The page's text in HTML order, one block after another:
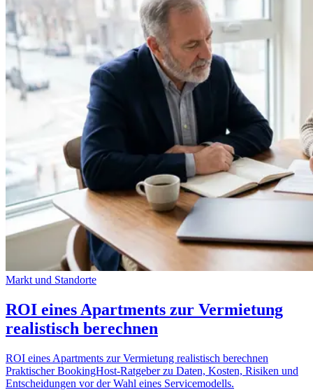
Markt und Standorte
ROI eines Apartments zur Vermietung
realistisch berechnen
ROI eines Apartments zur Vermietung realistisch berechnen
Praktischer BookingHost-Ratgeber zu Daten, Kosten, Risiken und
Entscheidungen vor der Wahl eines Servicemodells.